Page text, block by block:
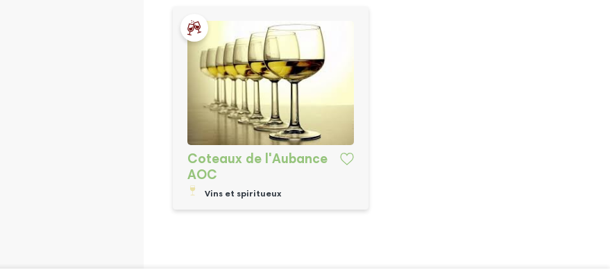
Coteaux de l'Aubance
AOC
Vins et spiritueux